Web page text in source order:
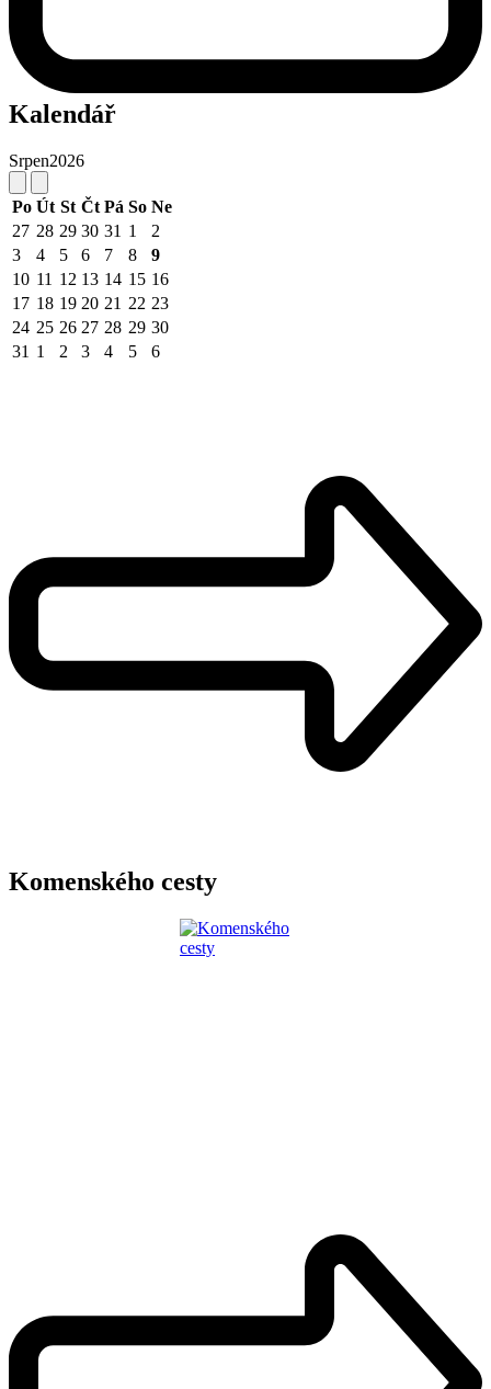
Kalendář
Srpen2026
Po Út St Čt Pá So Ne
27 28 29 30 31 1
2
3
4 5 6 7 8
9
10 11 12 13 14 15 16
17 18 19 20 21 22 23
24 25 26 27 28 29 30
31 1 2 3 4 5 6
Komenského cesty